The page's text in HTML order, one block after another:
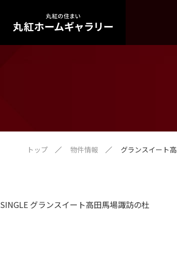
トップ 物件情報 グランスイート
SINGLE グランスイート高田馬場諏訪の杜